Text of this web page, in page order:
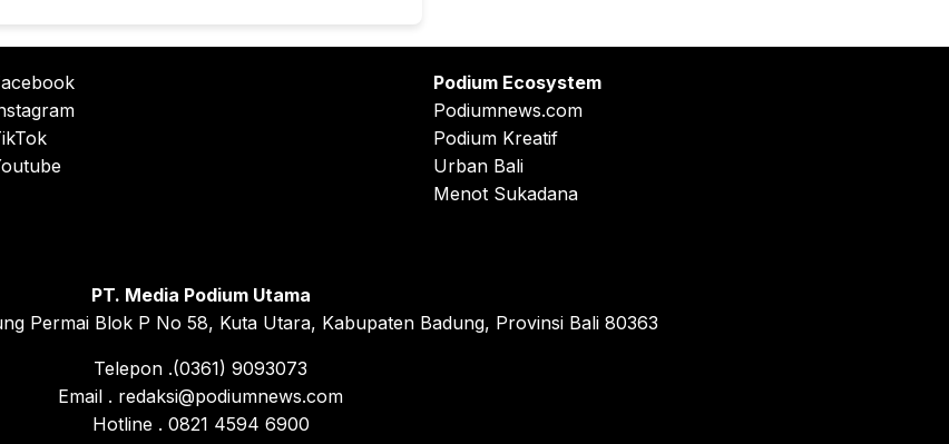
Podium Ecosystem
Podiumnews.com
Podium Kreatif
Urban Bali
Menot Sukadana
PT. Media Podium Utama
Permai Blok P No 58, Kuta Utara, Kabupaten Badung, Provinsi Bali 80363
Telepon .(0361) 9093073
Email . redaksi@podiumnews.com
Hotline . 0821 4594 6900